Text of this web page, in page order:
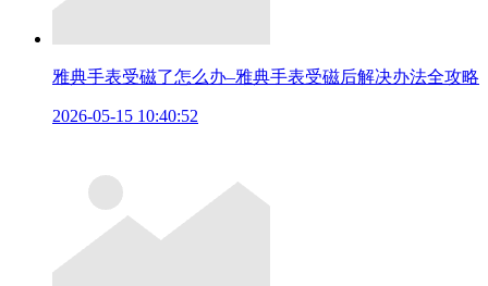
雅典手表受磁了怎么办–雅典手表受磁后解决办法全攻略
2026-05-15 10:40:52